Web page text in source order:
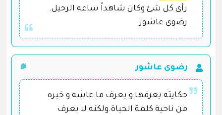
رأى كل شئ وكان شاهداً ساعه الرحيل.
رضوى عاشور
رضوى عاشور
حكايته يعرفها و يعرف ما عاشه و خبره
من ناحية كلمة الحياة.ولكنه لا يعرف